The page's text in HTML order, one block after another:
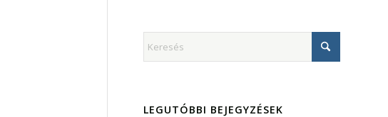
LEGUTÓBBI BEJEGYZÉSEK